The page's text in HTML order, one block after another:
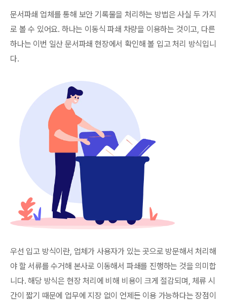
문서파쇄 업체를 통해 보안 기록물을 처리하는 방법은 사실 두 가지
로 볼 수 있어요. 하나는 이동식 파쇄 차량을 이용하는 것이고, 다른
하나는 이번 일산 문서파쇄 현장에서 확인해 볼 입고 처리 방식입니
다.
우선 입고 방식이란, 업체가 사용자가 있는 곳으로 방문해서 처리해
야 할 서류를 수거해 본사로 이동해서 파쇄를 진행하는 것을 의미합
니다. 해당 방식은 현장 처리에 비해 비용이 크게 절감되며, 체류 시
간이 짧기 때문에 업무에 지장 없이 언제든 이용 가능하다는 장점이